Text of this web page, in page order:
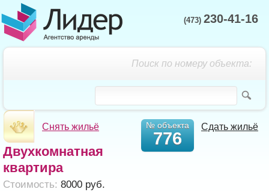
(473) 230-41-16
Поиск по номеру объекта:
Снять жильё Сдать жильё
№ объекта
776
Двухкомнатная
квартира
Cтоимость: 8000 руб.